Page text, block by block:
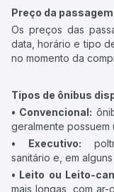
Preço da passagem
Os preços das
data, horário e tipo
no momento da
Tipos de ônibus
• Convencional:
geralmente possuem
• Executivo:
sanitário e, em
• Leito ou Leito-
mais longas, com ar-